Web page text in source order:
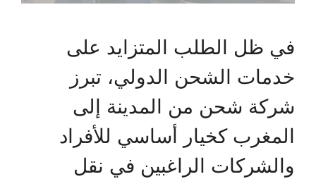
في ظل الطلب المتزايد على
خدمات الشحن الدولي، تبرز
شركة شحن من المدينة إلى
المغرب كخيار أساسي للأفراد
والشركات الراغبين في نقل